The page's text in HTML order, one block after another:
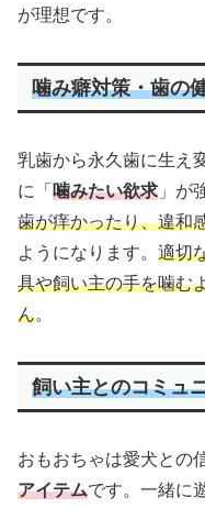
が理想です。
噛み癖対策・歯の
乳歯から永久歯に生え
に「 噛みたい欲求 」が
歯が痒かったり、違和
ようになります。 適切
具や飼い主の手を噛む
ん。
飼い主とのコミュ
おもおちゃは愛犬との
アイテムです。一緒に